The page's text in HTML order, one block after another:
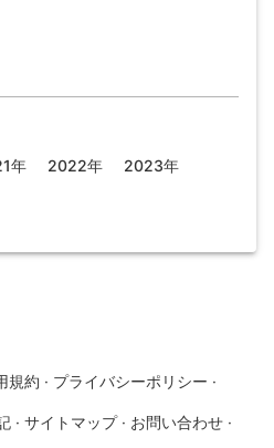
年 2022年 2023年
規約 · プライバシーポリシー ·
· サイトマップ · お問い合わせ ·